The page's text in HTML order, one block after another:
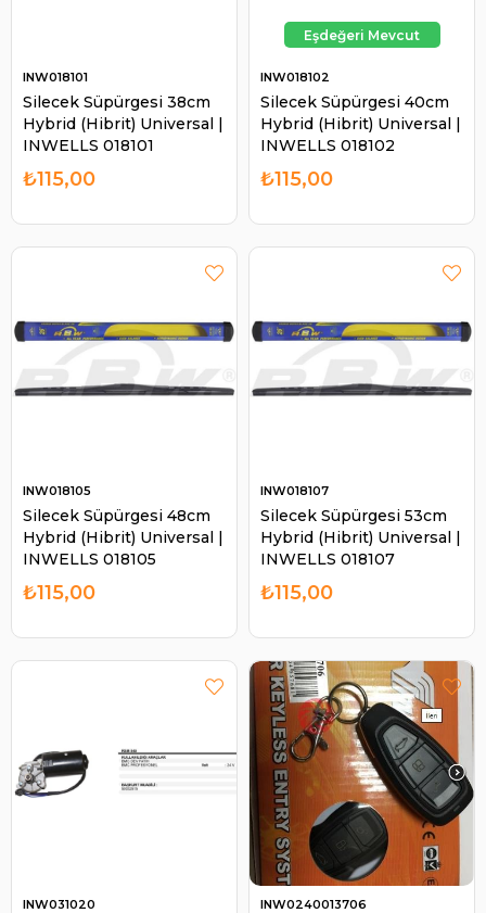
Silecek Süpürgesi 38cm
Hybrid (Hibrit) Universal |
INWELLS 018101
INW018101
₺115,00
Silecek Süpürgesi 40cm
Hybrid (Hibrit) Universal |
INWELLS 018102
INW018102
₺115,00
Silecek Süpürgesi 48cm
Hybrid (Hibrit) Universal |
INWELLS 018105
INW018105
₺115,00
Silecek Süpürgesi 53cm
Hybrid (Hibrit) Universal |
INWELLS 018107
INW018107
₺115,00
INW031020 INW0240013706